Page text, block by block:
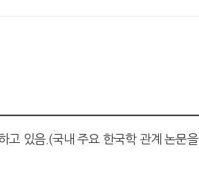
있음.(국내 주요 한국학 관계 논문을